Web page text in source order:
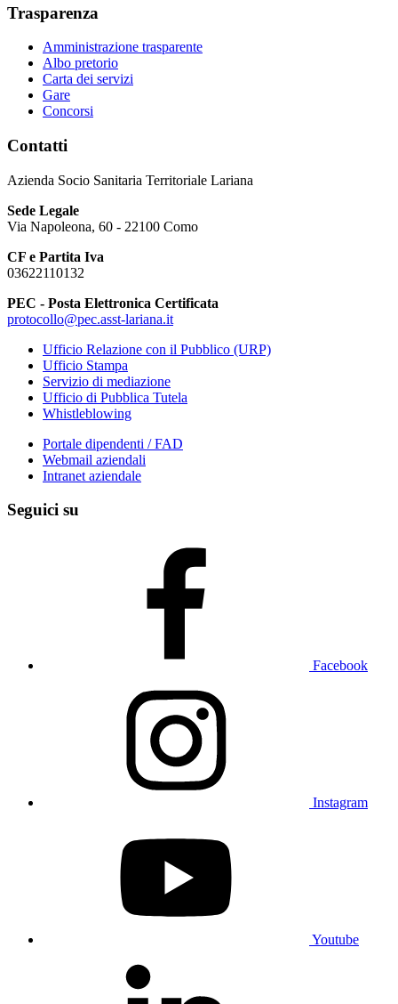
Trasparenza
Amministrazione trasparente
Albo pretorio
Carta dei servizi
Gare
Concorsi
Contatti
Azienda Socio Sanitaria Territoriale Lariana
Sede Legale
Via Napoleona, 60 - 22100 Como
CF e Partita Iva
03622110132
PEC - Posta Elettronica Certificata
protocollo@pec.asst-lariana.it
Ufficio Relazione con il Pubblico (URP)
Ufficio Stampa
Servizio di mediazione
Ufficio di Pubblica Tutela
Whistleblowing
Portale dipendenti / FAD
Webmail aziendali
Intranet aziendale
Seguici su
Facebook
Instagram
Youtube